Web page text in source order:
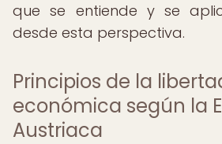
que se entiende y se
desde esta perspectiva.
Principios de la
económica según la
Austriaca